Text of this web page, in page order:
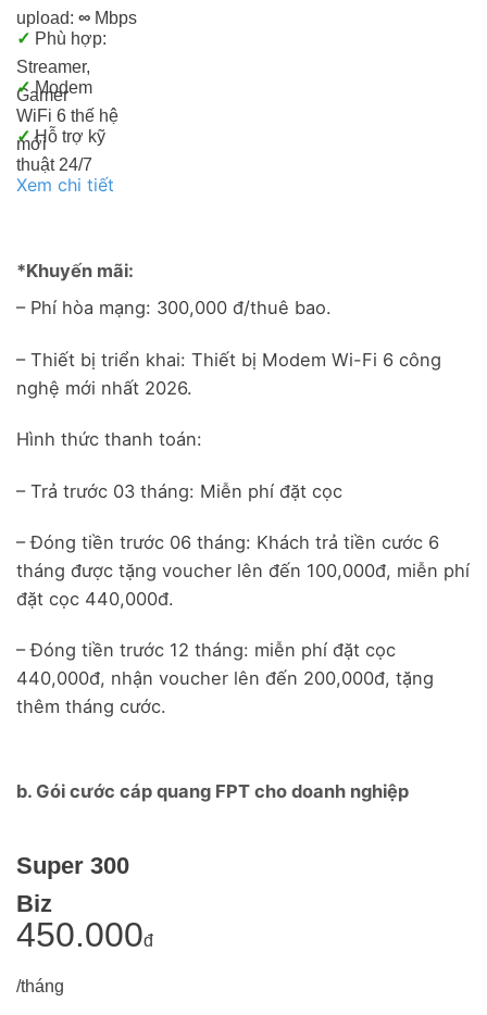
upload: ∞ Mbps
✓ Phù hợp:
Streamer,
Gamer
✓Modem
WiFi 6 thế hệ
mới
✓Hỗ trợ kỹ
thuật 24/7
Xem chi tiết
*Khuyến mãi:
– Phí hòa mạng: 300,000 đ/thuê bao.
– Thiết bị triển khai: Thiết bị Modem Wi-Fi 6 công
nghệ mới nhất 2026.
Hình thức thanh toán:
– Trả trước 03 tháng: Miễn phí đặt cọc
– Đóng tiền trước 06 tháng: Khách trả tiền cước 6
tháng được tặng voucher lên đến 100,000đ, miễn phí
đặt cọc 440,000đ.
– Đóng tiền trước 12 tháng: miễn phí đặt cọc
440,000đ, nhận voucher lên đến 200,000đ, tặng
thêm tháng cước.
b. Gói cước cáp quang FPT cho doanh nghiệp
Super 300
Biz
450.000đ
/tháng